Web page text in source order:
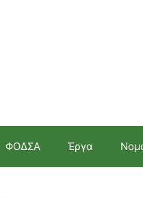
ΦΟΔΣΑ Έργα